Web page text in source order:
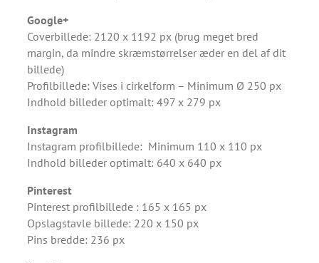
Google+
Coverbillede: 2120 x 1192 px (brug meget bred
margin, da mindre skræmstørrelser æder en del af dit
billede)
Profilbillede: Vises i cirkelform – Minimum Ø 250 px
Indhold billeder optimalt: 497 x 279 px
Instagram
Instagram profilbillede: Minimum 110 x 110 px
Indhold billeder optimalt: 640 x 640 px
Pinterest
Pinterest profilbillede : 165 x 165 px
Opslagstavle billede: 220 x 150 px
Pins bredde: 236 px